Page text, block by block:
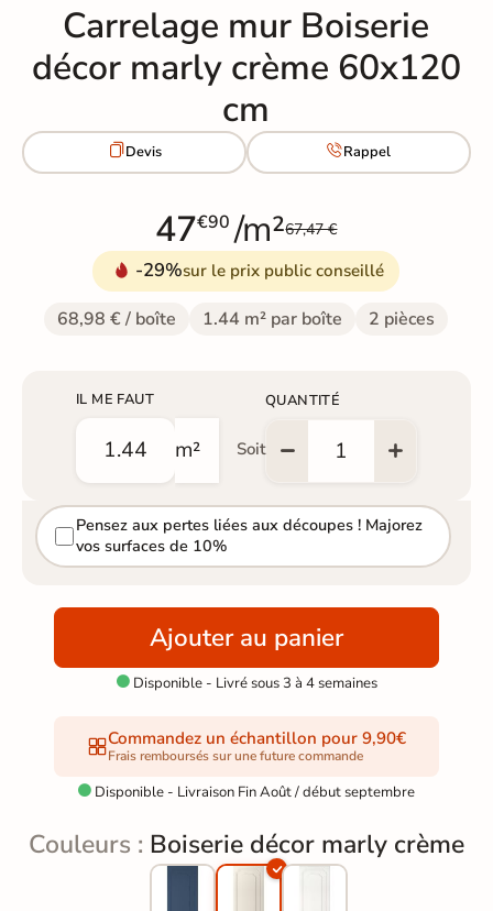
Carrelage mur Boiserie
décor marly crème 60x120
cm
Devis Rappel
47€90 /m²67,47 €
-29%sur le prix public conseillé
68,98 € / boîte 1.44 m² par boîte 2 pièces
IL ME FAUT
m² Soit
QUANTITÉ
Pensez aux pertes liées aux découpes ! Majorez
vos surfaces de 10%
Ajouter au panier
Disponible - Livré sous 3 à 4 semaines
Commandez un échantillon pour 9,90€
Frais remboursés sur une future commande
 Disponible - Livraison Fin Août / début septembre
Couleurs : Boiserie décor marly crème